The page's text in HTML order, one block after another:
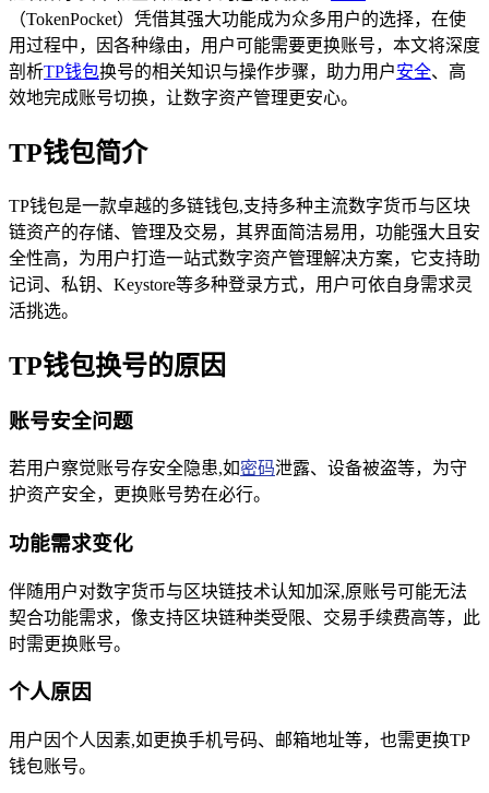
（TokenPocket）凭借其强大功能成为众多用户的选择，在使
用过程中，因各种缘由，用户可能需要更换账号，本文将深度
剖析TP钱包换号的相关知识与操作步骤，助力用户安全、高
效地完成账号切换，让数字资产管理更安心。
TP钱包简介
TP钱包是一款卓越的多链钱包,支持多种主流数字货币与区块
链资产的存储、管理及交易，其界面简洁易用，功能强大且安
全性高，为用户打造一站式数字资产管理解决方案，它支持助
记词、私钥、Keystore等多种登录方式，用户可依自身需求灵
活挑选。
TP钱包换号的原因
账号安全问题
若用户察觉账号存安全隐患,如密码泄露、设备被盗等，为守
护资产安全，更换账号势在必行。
功能需求变化
伴随用户对数字货币与区块链技术认知加深,原账号可能无法
契合功能需求，像支持区块链种类受限、交易手续费高等，此
时需更换账号。
个人原因
用户因个人因素,如更换手机号码、邮箱地址等，也需更换TP
钱包账号。